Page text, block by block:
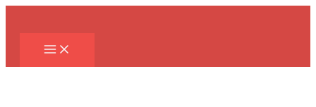
Перейти
содержимому